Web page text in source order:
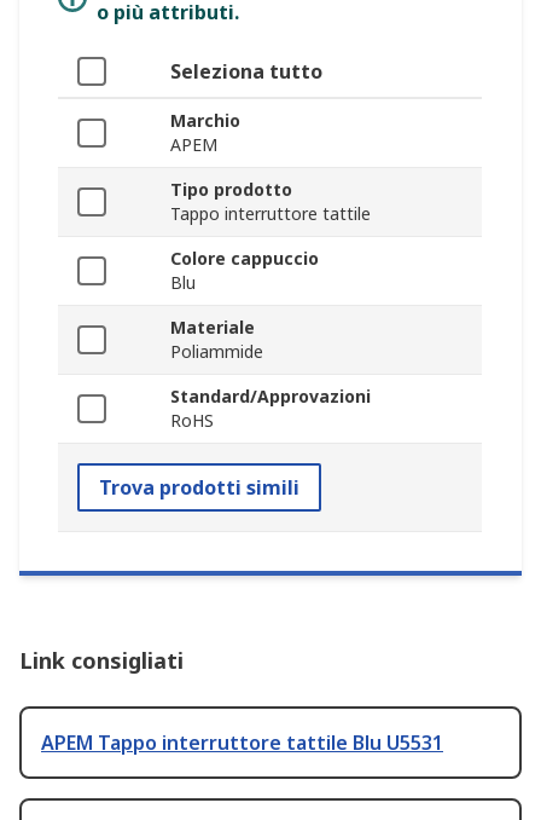
o più attributi.
Seleziona tutto
Marchio
APEM
Tipo prodotto
Tappo interruttore tattile
Colore cappuccio
Blu
Materiale
Poliammide
Standard/Approvazioni
RoHS
Trova prodotti simili
Link consigliati
APEM Tappo interruttore tattile Blu U5531